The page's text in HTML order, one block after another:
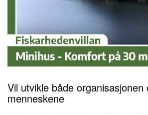
Vil utvikle både organisasjonen
menneskene